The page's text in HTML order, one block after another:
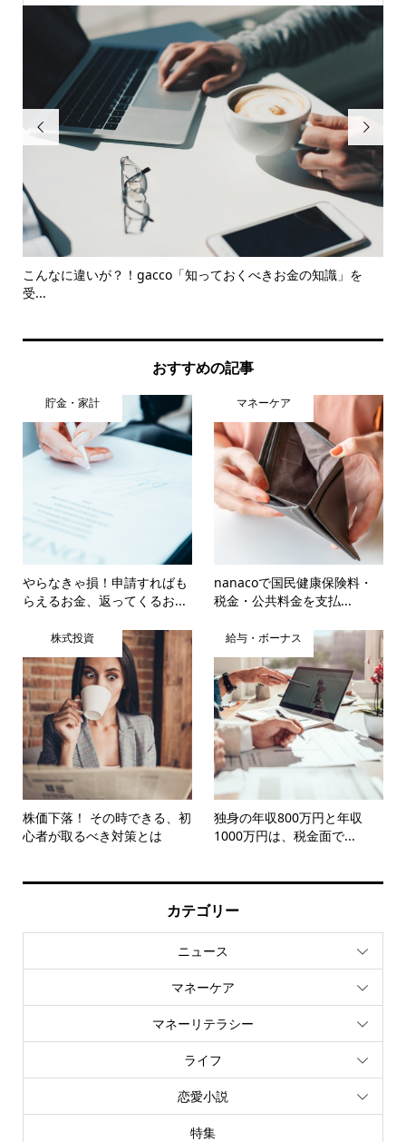

こんなに違いが？！gacco「知っておくべきお金の知識」を
受...

おすすめの記事
貯金・家計
やらなきゃ損！申請すればも
らえるお金、返ってくるお...
マネーケア
nanacoで国民健康保険料・
税金・公共料金を支払...
株式投資
株価下落！ その時できる、初
心者が取るべき対策とは
給与・ボーナス
独身の年収800万円と年収
1000万円は、税金面で...
カテゴリー
ニュース
マネーケア
マネーリテラシー
ライフ
恋愛小説
特集